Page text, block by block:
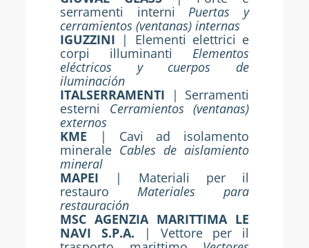
serramenti interniPuertas y
cerramientos (ventanas) internas
IGUZZINI | Elementi elettrici e
corpi illuminanti Elementos
eléctricos y cuerpos de
iluminación
ITALSERRAMENTI | Serramenti
esterni
Cerramientos (ventanas)
externos
KME | Cavi ad isolamento
minerale Cables de aislamiento
mineral
MAPEI | Materiali per il
restauro Materiales para
restauración
MSC AGENZIA MARITTIMA LE
NAVI S.P.A. | Vettore per il